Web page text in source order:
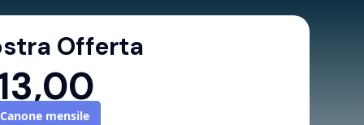
Offerta
Canone mensile